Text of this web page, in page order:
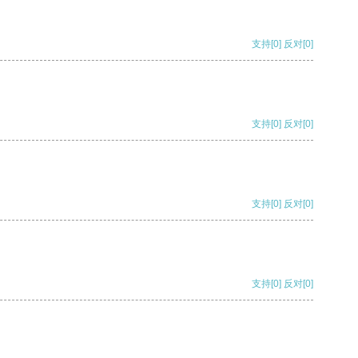
支持[0] 反对[0]
支持[0] 反对[0]
支持[0] 反对[0]
支持[0] 反对[0]